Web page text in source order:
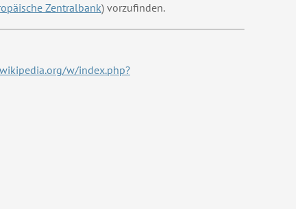
Zentralbank) vorzufinden.
w/index.php?